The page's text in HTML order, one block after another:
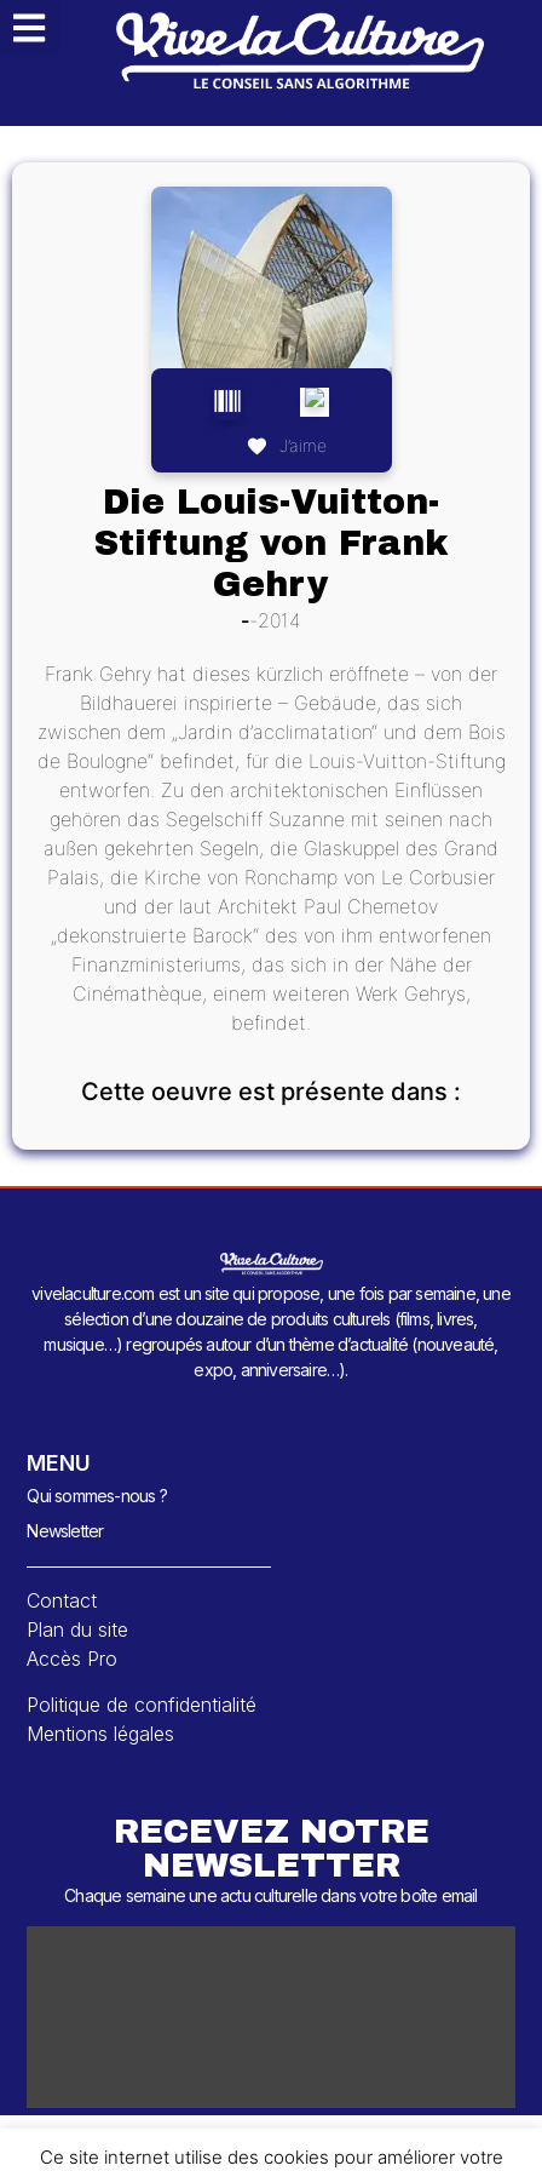
J’aime
Die Louis-Vuitton-
Stiftung von Frank
Gehry
2014
Frank Gehry hat dieses kürzlich eröffnete – von der
Bildhauerei inspirierte – Gebäude, das sich
zwischen dem „Jardin d’acclimatation“ und dem Bois
de Boulogne“ befindet, für die Louis-Vuitton-Stiftung
entworfen. Zu den architektonischen Einflüssen
gehören das Segelschiff Suzanne mit seinen nach
außen gekehrten Segeln, die Glaskuppel des Grand
Palais, die Kirche von Ronchamp von Le Corbusier
und der laut Architekt Paul Chemetov
„dekonstruierte Barock“ des von ihm entworfenen
Finanzministeriums, das sich in der Nähe der
Cinémathèque, einem weiteren Werk Gehrys,
befindet.
Cette oeuvre est présente dans :
vivelaculture.com est un site qui propose, une fois par semaine, une
sélection d’une douzaine de produits culturels (films, livres,
musique…) regroupés autour d’un thème d’actualité (nouveauté,
expo, anniversaire…).
MENU
Qui sommes-nous ?
Newsletter
Contact
Plan du site
Accès Pro
Politique de confidentialité
Mentions légales
RECEVEZ NOTRE
NEWSLETTER
Chaque semaine une actu culturelle dans votre boîte email
Ce site internet utilise des cookies pour améliorer votre